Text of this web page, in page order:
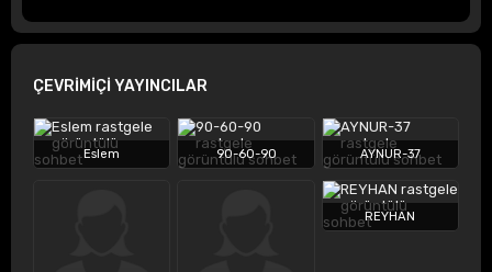
ÇEVRİMİÇİ YAYINCILAR
Eslem 90-60-90 AYNUR-37
REYHAN